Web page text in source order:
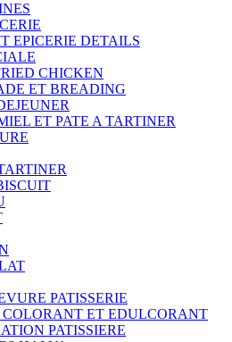
EPICERIE DETAILS
CHICKEN
ET BREADING
ET PATE A TARTINER
PATISSERIE
COLORANT ET EDULCORANT
PATISSIERE